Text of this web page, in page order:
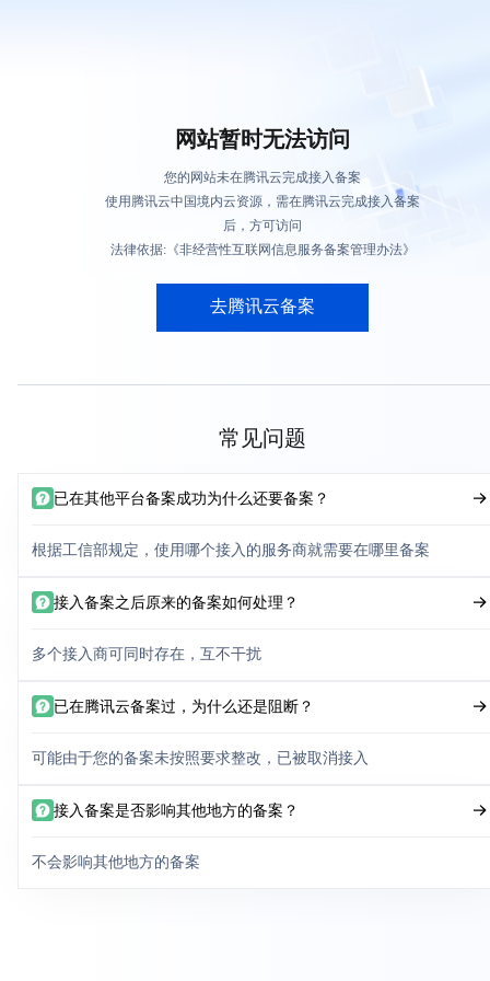
网站暂时无法访问
您的网站未在腾讯云完成接入备案
使用腾讯云中国境内云资源，需在腾讯云完成接入备案
后，方可访问
法律依据:《非经营性互联网信息服务备案管理办法》
去腾讯云备案
常见问题
已在其他平台备案成功为什么还要备案？
根据工信部规定，使用哪个接入的服务商就需要在哪里备案
接入备案之后原来的备案如何处理？
多个接入商可同时存在，互不干扰
已在腾讯云备案过，为什么还是阻断？
可能由于您的备案未按照要求整改，已被取消接入
接入备案是否影响其他地方的备案？
不会影响其他地方的备案